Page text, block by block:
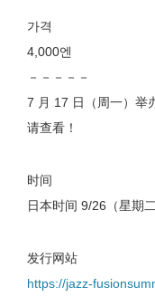
가격
4,000엔
－－－－－
7 月 17 日（周一）举
请查看！
时间
日本时间 9/26（星期
发行网站
https://jazz-